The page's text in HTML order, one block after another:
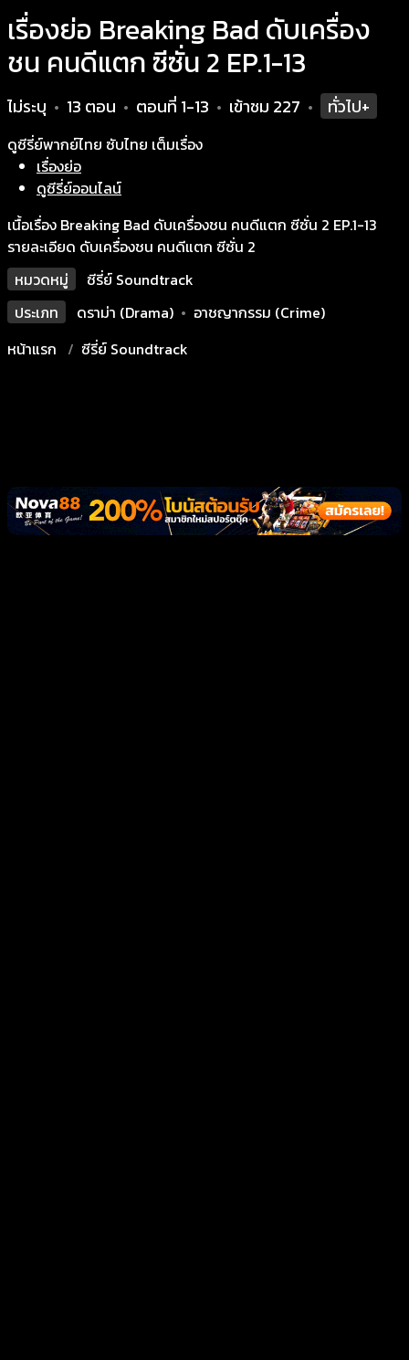
เรื่องย่อ Breaking Bad ดับเครื่อง
ชน คนดีแตก ซีซั่น 2 EP.1-13
ไม่ระบุ • 13 ตอน • ตอนที่ 1-13 • เข้าชม 227 • ทั่วไป+
ดูซีรี่ย์พากย์ไทย ซับไทย เต็มเรื่อง
เรื่องย่อ
ดูซีรี่ย์ออนไลน์
เนื้อเรื่อง Breaking Bad ดับเครื่องชน คนดีแตก ซีซั่น 2 EP.1-13
รายละเอียด ดับเครื่องชน คนดีแตก ซีซั่น 2
หมวดหมู่
ซีรี่ย์ Soundtrack
ประเภท
ดราม่า (Drama) • อาชญากรรม (Crime)
หน้าแรก
ซีรี่ย์ Soundtrack